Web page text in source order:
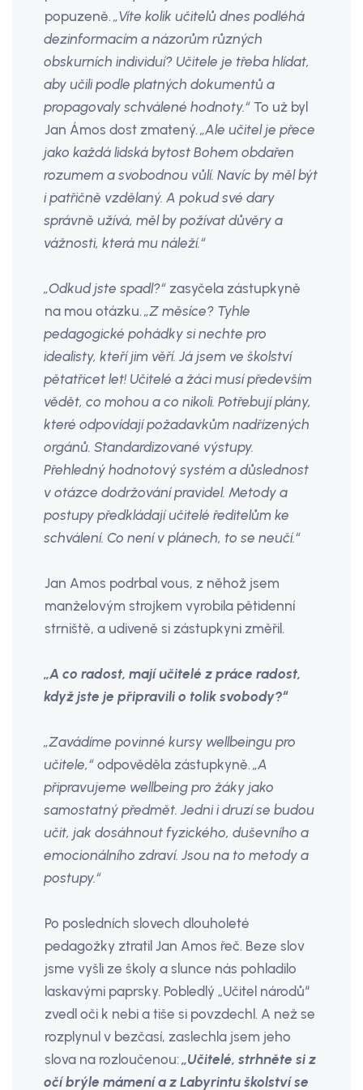
popuzeně.„Víte kolik učitelů dnes podléhá
dezinformacím a názorům různých
obskurních individuí? Učitele je třeba hlídat,
aby učili podle platných dokumentů a
propagovaly schválené hodnoty.“ To už byl
Jan Ámos dost zmatený.„Ale učitel je přece
jako každá lidská bytost Bohem obdařen
rozumem a svobodnou vůlí. Navíc by měl být
i patřičně vzdělaný. A pokud své dary
správně užívá, měl by požívat důvěry a
vážnosti, která mu náleží.“
„Odkud jste spadl?“ zasyčela zástupkyně
na mou otázku.„Z měsíce? Tyhle
pedagogické pohádky si nechte pro
idealisty, kteří jim věří. Já jsem ve školství
pětatřicet let! Učitelé a žáci musí především
vědět, co mohou a co nikoli. Potřebují plány,
které odpovídají požadavkům nadřízených
orgánů. Standardizované výstupy.
Přehledný hodnotový systém a důslednost
v otázce dodržování pravidel. Metody a
postupy předkládají učitelé ředitelům ke
schválení. Co není v plánech, to se neučí.“
Jan Amos podrbal vous, z něhož jsem
manželovým strojkem vyrobila pětidenní
strniště, a udiveně si zástupkyni změřil.
„A co radost, mají učitelé z práce radost,
když jste je připravili o tolik svobody?“
„Zavádíme povinné kursy wellbeingu pro
učitele,“ odpověděla zástupkyně.„A
připravujeme wellbeing pro žáky jako
samostatný předmět. Jedni i druzí se budou
učit, jak dosáhnout fyzického, duševního a
emocionálního zdraví. Jsou na to metody a
postupy.“
Po posledních slovech dlouholeté
pedagožky ztratil Jan Amos řeč. Beze slov
jsme vyšli ze školy a slunce nás pohladilo
laskavými paprsky. Pobledlý „Učitel národů“
zvedl oči k nebi a tiše si povzdechl. A než se
rozplynul v bezčasí, zaslechla jsem jeho
slova na rozloučenou:„Učitelé, strhněte si z
očí brýle mámení a z Labyrintu školství se